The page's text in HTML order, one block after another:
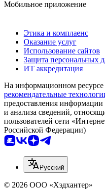
Мобильное приложение
Этика и комплаенс
Оказание услуг
Использование сайтов
Защита персональных
ИТ аккредитация
На информационном ресурсе
рекомендательные
предоставления информации
и анализа сведений,
пользователей сети
Российской Федерации)
Русский
© 2026 ООО «Хэдхантер»